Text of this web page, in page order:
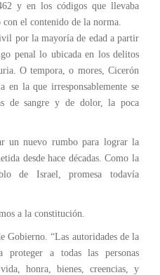
y en los códigos que llevaba
el contenido de la norma.
por la mayoría de edad a partir
penal lo ubicada en los delitos
O tempora, o mores, Cicerón
en la que irresponsablemente se
de sangre y de dolor, la poca
un nuevo rumbo para lograr la
desde hace décadas. Como la
de Israel, promesa todavía
a la constitución.
Gobierno. “Las autoridades de la
proteger a todas las personas
honra, bienes, creencias, y